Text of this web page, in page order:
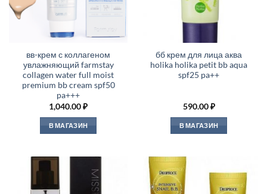
вв-крем с коллагеном
увлажняющий farmstay
collagen water full moist
premium bb cream spf50
pa+++
1,040.00₽
В МАГАЗИН
бб крем для лица аква
holika holika petit bb aqua
spf25 pa++
590.00₽
В МАГАЗИН